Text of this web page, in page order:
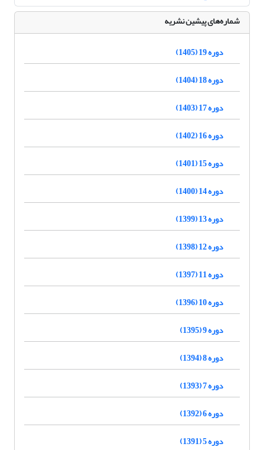
شماره‌های پیشین نشریه
دوره 19 (1405)
دوره 18 (1404)
دوره 17 (1403)
دوره 16 (1402)
دوره 15 (1401)
دوره 14 (1400)
دوره 13 (1399)
دوره 12 (1398)
دوره 11 (1397)
دوره 10 (1396)
دوره 9 (1395)
دوره 8 (1394)
دوره 7 (1393)
دوره 6 (1392)
دوره 5 (1391)